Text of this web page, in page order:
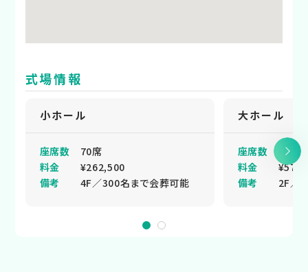
式場情報
小ホール
座席数
70席
料金
¥262,500
備考
4F／300名まで会葬可能
大ホール
座席数
100席
料金
備考
2F／